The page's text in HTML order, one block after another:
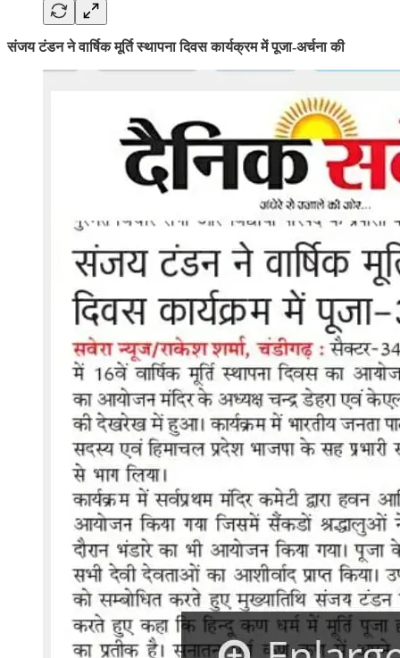
संजय टंडन ने वार्षिक मूर्ति स्थापना दिवस कार्यक्रम में पूजा-अर्चना की